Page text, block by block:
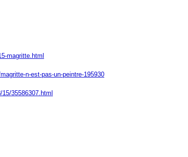
magritte.html
n-est-pas-un-peintre-195930
35586307.html